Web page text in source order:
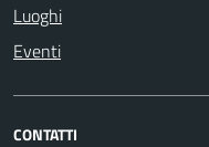
Luoghi
Eventi
CONTATTI